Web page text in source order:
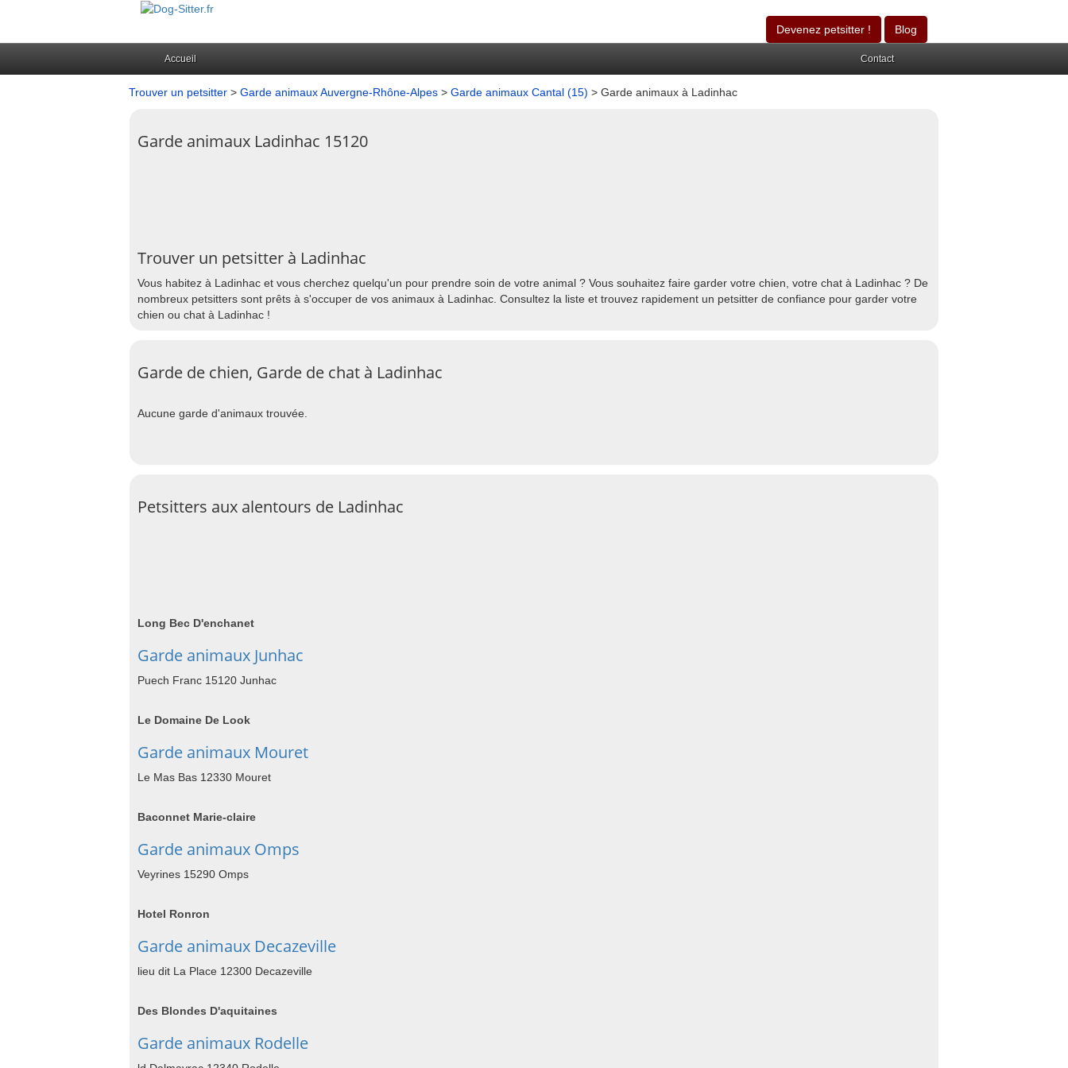
Devenez petsitter ! Blog
Accueil Contact
Trouver un petsitter > Garde animaux Auvergne-Rhône-Alpes > Garde animaux Cantal (15) > Garde animaux à Ladinhac
Garde animaux Ladinhac 15120
Trouver un petsitter à Ladinhac
Vous habitez à Ladinhac et vous cherchez quelqu'un pour prendre soin de votre animal ? Vous souhaitez faire garder votre chien, votre chat à Ladinhac ? De
nombreux petsitters sont prêts à s'occuper de vos animaux à Ladinhac. Consultez la liste et trouvez rapidement un petsitter de confiance pour garder votre
chien ou chat à Ladinhac !
Garde de chien, Garde de chat à Ladinhac
Aucune garde d'animaux trouvée.
Petsitters aux alentours de Ladinhac
Long Bec D'enchanet
Garde animaux Junhac
Puech Franc 15120 Junhac
Le Domaine De Look
Garde animaux Mouret
Le Mas Bas 12330 Mouret
Baconnet Marie-claire
Garde animaux Omps
Veyrines 15290 Omps
Hotel Ronron
Garde animaux Decazeville
lieu dit La Place 12300 Decazeville
Des Blondes D'aquitaines
Garde animaux Rodelle